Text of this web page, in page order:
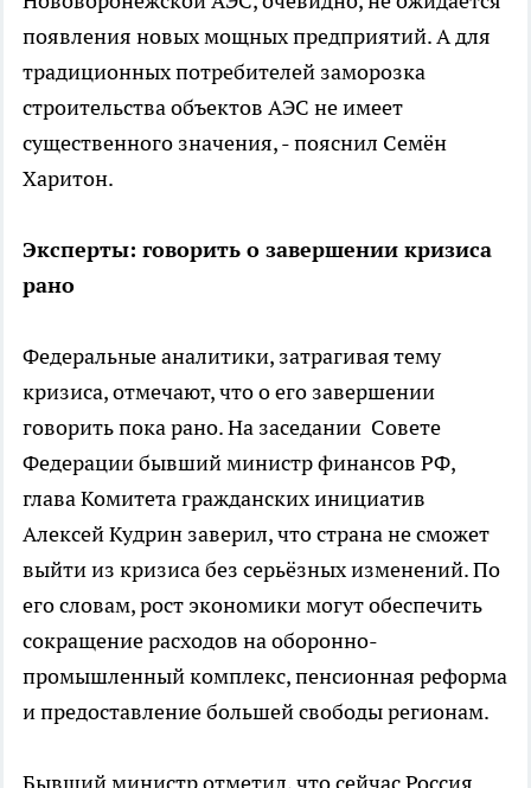
появления новых мощных предприятий. А для
традиционных потребителей заморозка
строительства объектов АЭС не имеет
существенного значения, - пояснил Семён
Харитон.
Эксперты: говорить о завершении кризиса
рано
Федеральные аналитики, затрагивая тему
кризиса, отмечают, что о его завершении
говорить пока рано. На заседании Совете
Федерации бывший министр финансов РФ,
глава Комитета гражданских инициатив
Алексей Кудрин заверил, что страна не сможет
выйти из кризиса без серьёзных изменений. По
его словам, рост экономики могут обеспечить
сокращение расходов на оборонно-
промышленный комплекс, пенсионная реформа
и предоставление большей свободы регионам.
Бывший министр отметил, что сейчас Россия